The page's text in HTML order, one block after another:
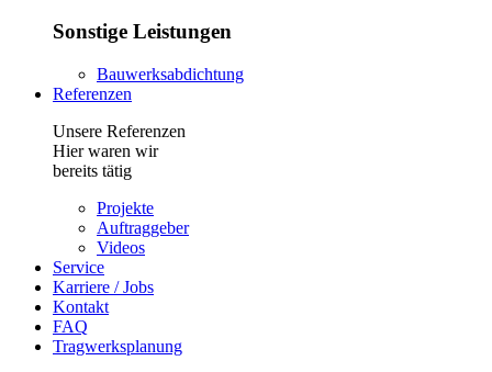
Sonstige Leistungen
Bauwerksabdichtung
Referenzen
Unsere Referenzen
Hier waren wir
bereits tätig
Projekte
Auftraggeber
Videos
Service
Karriere / Jobs
Kontakt
FAQ
Tragwerksplanung